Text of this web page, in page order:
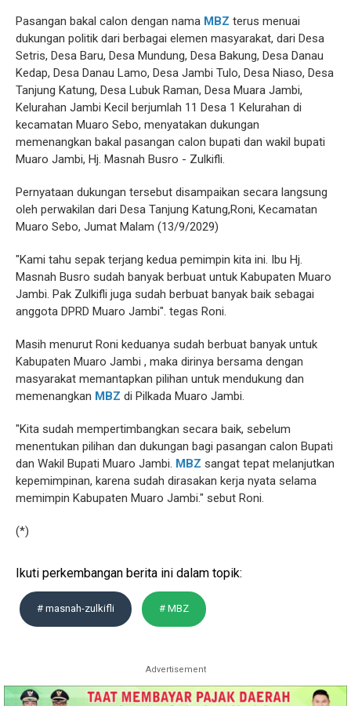
Pasangan bakal calon dengan nama MBZ terus menuai
dukungan politik dari berbagai elemen masyarakat, dari Desa
Setris, Desa Baru, Desa Mundung, Desa Bakung, Desa Danau
Kedap, Desa Danau Lamo, Desa Jambi Tulo, Desa Niaso, Desa
Tanjung Katung, Desa Lubuk Raman, Desa Muara Jambi,
Kelurahan Jambi Kecil berjumlah 11 Desa 1 Kelurahan di
kecamatan Muaro Sebo, menyatakan dukungan
memenangkan bakal pasangan calon bupati dan wakil bupati
Muaro Jambi, Hj. Masnah Busro - Zulkifli.
Pernyataan dukungan tersebut disampaikan secara langsung
oleh perwakilan dari Desa Tanjung Katung,Roni, Kecamatan
Muaro Sebo, Jumat Malam (13/9/2029)
"Kami tahu sepak terjang kedua pemimpin kita ini. Ibu Hj.
Masnah Busro sudah banyak berbuat untuk Kabupaten Muaro
Jambi. Pak Zulkifli juga sudah berbuat banyak baik sebagai
anggota DPRD Muaro Jambi". tegas Roni.
Masih menurut Roni keduanya sudah berbuat banyak untuk
Kabupaten Muaro Jambi , maka dirinya bersama dengan
masyarakat memantapkan pilihan untuk mendukung dan
memenangkan MBZ di Pilkada Muaro Jambi.
"Kita sudah mempertimbangkan secara baik, sebelum
menentukan pilihan dan dukungan bagi pasangan calon Bupati
dan Wakil Bupati Muaro Jambi. MBZ sangat tepat melanjutkan
kepemimpinan, karena sudah dirasakan kerja nyata selama
memimpin Kabupaten Muaro Jambi." sebut Roni.
(*)
Ikuti perkembangan berita ini dalam topik:
# masnah-zulkifli # MBZ
Advertisement